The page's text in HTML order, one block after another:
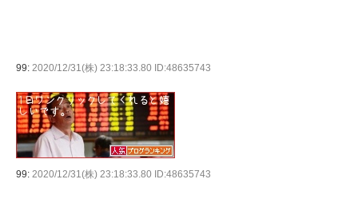
99: 2020/12/31(株) 23:18:33.80 ID:48635743
99: 2020/12/31(株) 23:18:33.80 ID:48635743